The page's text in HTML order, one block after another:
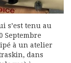
s’est tenu au
Septembre
à un atelier
dans